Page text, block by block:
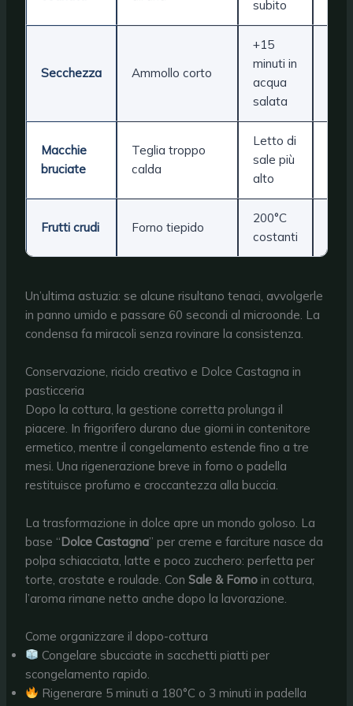
subito
Secchezza Ammollo corto
+15
minuti in
acqua
salata
Macchie
bruciate
Teglia troppo
calda
Letto di
sale più
alto
Frutti crudi Forno tiepido
200°C
costanti
Un’ultima astuzia: se alcune risultano tenaci, avvolgerle
in panno umido e passare 60 secondi al microonde. La
condensa fa miracoli senza rovinare la consistenza.
Conservazione, riciclo creativo e Dolce Castagna in
pasticceria
Dopo la cottura, la gestione corretta prolunga il
piacere. In frigorifero durano due giorni in contenitore
ermetico, mentre il congelamento estende fino a tre
mesi. Una rigenerazione breve in forno o padella
restituisce profumo e croccantezza alla buccia.
La trasformazione in dolce apre un mondo goloso. La
base “Dolce Castagna” per creme e farciture nasce da
polpa schiacciata, latte e poco zucchero: perfetta per
torte, crostate e roulade. ConSale & Forno in cottura,
l’aroma rimane netto anche dopo la lavorazione.
Come organizzare il dopo-cottura
Congelare sbucciate in sacchetti piatti per
scongelamento rapido.
Rigenerare 5 minuti a 180°C o 3 minuti in padella